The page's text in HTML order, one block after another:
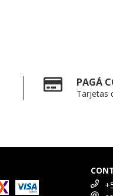
PAGÁ
Tarjetas